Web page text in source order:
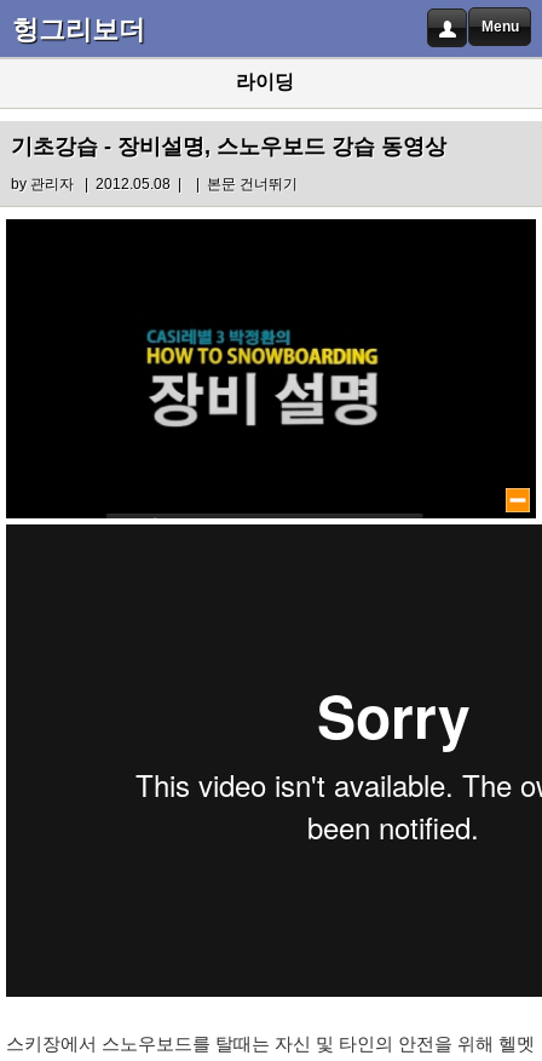
헝그리보더 Menu
라이딩
기초강습 - 장비설명, 스노우보드 강습 동영상
by 관리자| 2012.05.08 | | 본문 건너뛰기
스키장에서 스노우보드를 탈때는 자신 및 타인의 안전을 위해 헬멧